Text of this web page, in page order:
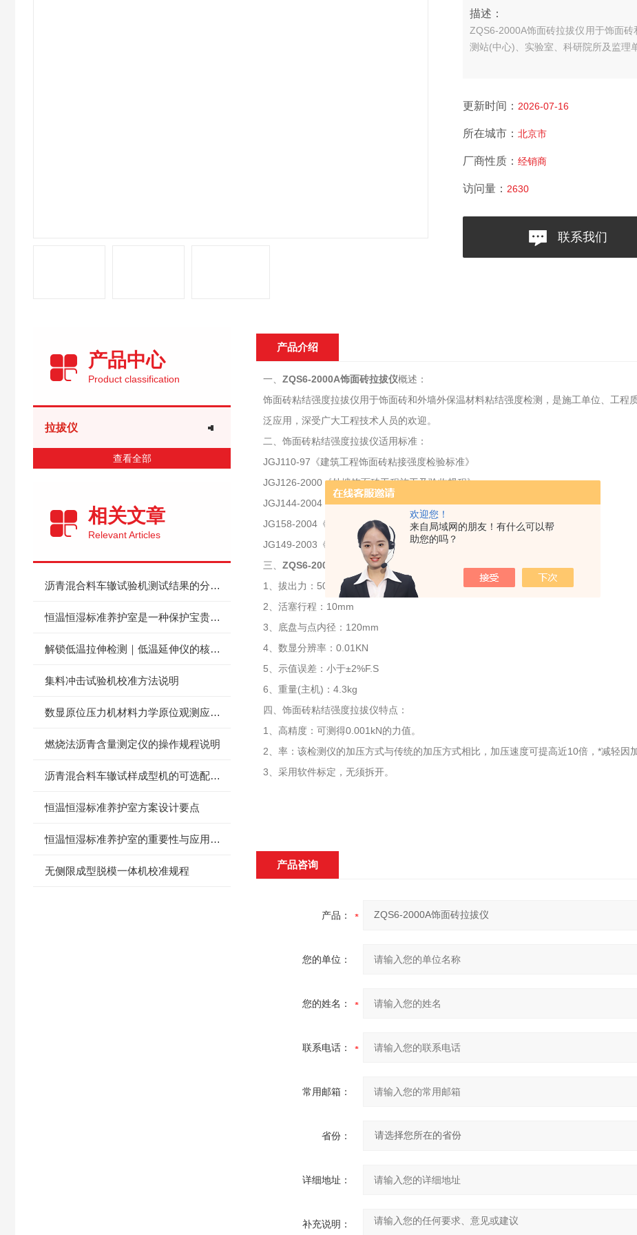
欢迎您！
来自局域网的朋友！有什么可以帮
助您的吗？
描述：
ZQS6-2000A饰面砖拉拔仪用于饰面
测站(中心)、实验室、科研院所及监理
更新时间： 2026-07-16
所在城市： 北京市
厂商性质： 经销商
访问量： 2630
联系我们
产品中心
Product classification
拉拔仪
查看全部
相关文章
Relevant Articles
沥青混合料车辙试验机测试结果的分析与解读
恒温恒湿标准养护室是一种保护宝贵文化遗产的理想环境
解锁低温拉伸检测｜低温延伸仪的核心应用与选型技巧
集料冲击试验机校准方法说明
数显原位压力机材料力学原位观测应用探讨
燃烧法沥青含量测定仪的操作规程说明
沥青混合料车辙试样成型机的可选配置有哪些？
恒温恒湿标准养护室方案设计要点
恒温恒湿标准养护室的重要性与应用解析
无侧限成型脱模一体机校准规程
产品介绍
一、ZQS6-2000A饰面砖拉拔仪概述：
饰面砖粘结强度拉拔仪用于饰面砖和外墙外保温材料粘结强度检测，是施工单位、工
泛应用，深受广大工程技术人员的欢迎。
二、饰面砖粘结强度拉拔仪适用标准：
JGJ110-97《建筑工程饰面砖粘接强度检验标准》
JGJ126-2000《外墙饰面砖工程施工及验收规程》
JGJ144-2004《外墙外保温工程技术规程》
JG158-2004《胶粉聚苯颗粒外墙外保温系统》
JG149-2003《膨胀聚苯板薄抹灰外墙外保温系统》
三、ZQS6-2000A饰面砖拉拔仪
1、拔出力：5000N
2、活塞行程：10mm
3、底盘与点内径：120mm
4、数显分辨率：0.01KN
5、示值误差：小于±2%F.S
6、重量(主机)：4.3kg
四、饰面砖粘结强度拉拔仪特点：
1、高精度：可测得0.001kN的力值。
2、率：该检测仪的加压方式与传统的加压方式相比，加压速度可提高近10倍，*减轻因
3、采用软件标定，无须拆开。
产品咨询
产品：
您的单位：
您的姓名：
联系电话：
常用邮箱：
省份：
详细地址：
补充说明：